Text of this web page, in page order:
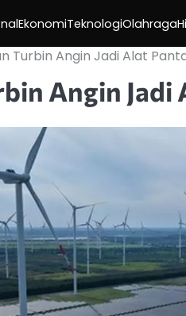
EkonomiTeknologiOlahraga
Turbin Angin Jadi Alat
Angin Jadi